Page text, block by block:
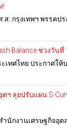
!
. กรุงเทพฯ พรรคป
Balance ช่วงวันที่
เทศไทย ประกาศให้
ฯ ลุยปรับแผน S-
ำนักงานเศรษฐกิจอุต